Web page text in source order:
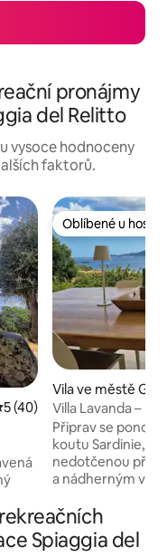
pronájmy
del Relitto
vysoce hodnoceny
faktorů.
hodnocení 5 z 5,
5 (40)
Oblíbené u hostů
Oblíbené u hostů
Vila ve městě
Villa Lavanda –
150 m
Připrav se
koutu Sardinie,
nedotčenou
a nádherným
zapomenout na
panoramatické
zahradě kolem
Spiaggia del